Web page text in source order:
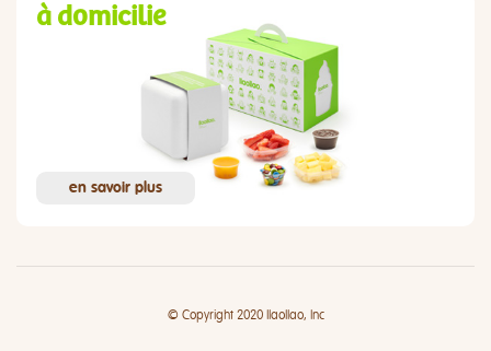
à domicilie
en savoir plus
© Copyright 2020 llaollao, Inc